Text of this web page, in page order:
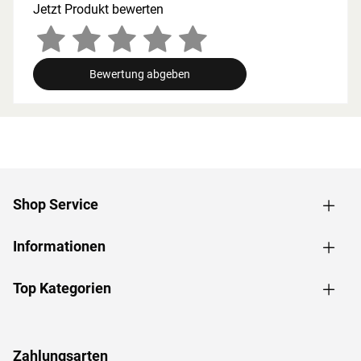
kann feucht-warme Luft besser abziehen. In diesem
Zusammenhang müssen die Mindestraumhöhe und -
breite beachtet werden.
Grundausstattung
Saunagast besonders angenehm. In der
Grundausstattung sind folgende Liegebänke enthalten: 1
Espenholz).
formschön und sehr beliebt. Zudem ermöglicht der direkte
Einstieg von vorne ein geräumiges und atmosphärisches
integrierten LED-Lampen zaubert harmonisches Licht um
Jetzt Produkt bewerten
Bewertung abgeben
Shop Service
Informationen
Top Kategorien
Zahlungsarten